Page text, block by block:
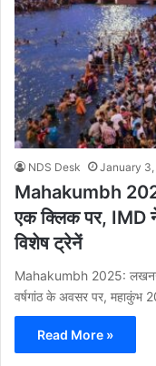
NDS Desk January
Mahakumbh
एक क्लिक पर, IMD
विशेष ट्रेनें
Mahakumbh 2025: लखनऊ:
वर्षगांठ के अवसर पर, महाकुंभ
Read More »